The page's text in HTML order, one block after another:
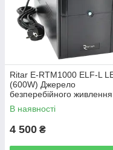
Ritar E-RTM1000 ELF-L
(600W) Джерело
безперебійного живлення
В наявності
4 500 ₴